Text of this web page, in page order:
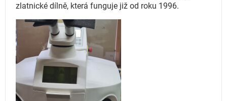
zlatnické dílně, která funguje již od roku 1996.